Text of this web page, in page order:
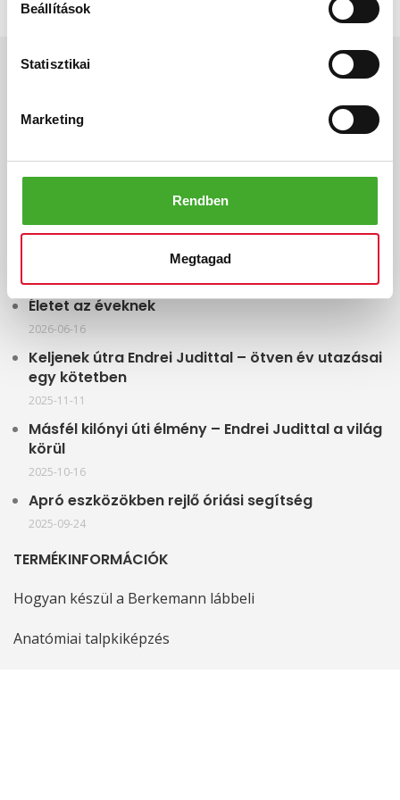
Beállítások
Statisztikai
Marketing
Rendben
Megtagad
Vevői vélemények
Adatkezelési tájékoztató
Életet az éveknek
2026-06-16
Keljenek útra Endrei Judittal – ötven év utazásai
egy kötetben
2025-11-11
Másfél kilónyi úti élmény – Endrei Judittal a világ
körül
2025-10-16
Apró eszközökben rejlő óriási segítség
2025-09-24
TERMÉKINFORMÁCIÓK
Hogyan készül a Berkemann lábbeli
Anatómiai talpkiképzés